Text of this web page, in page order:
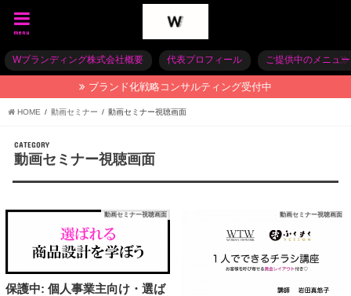
menu
Wブランディング株式会社概要 代表プロフィール ご提供中のメニュー
ブランド化戦略コンサルティング受付中
HOME 動画セミナー 動画セミナー視聴画面
CATEGORY
動画セミナー視聴画面
動画セミナー視聴画面
保護中: 個人事業主向け・選ば
動画セミナー視聴画面